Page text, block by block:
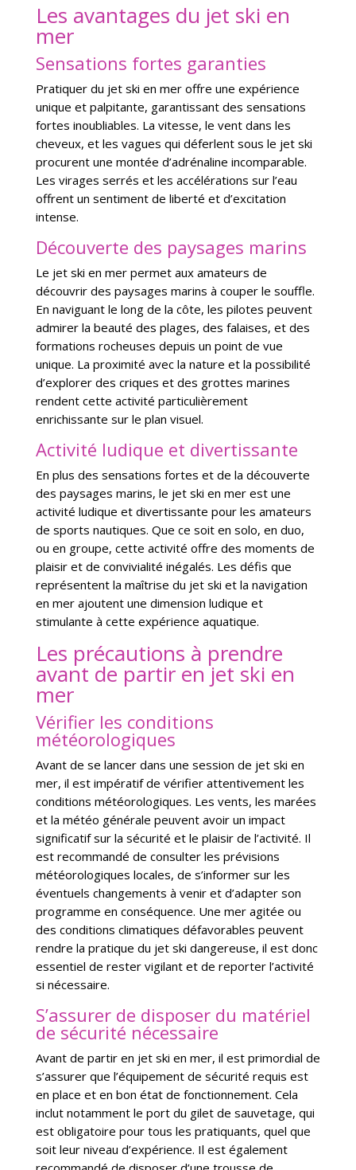
Les avantages du jet ski en
mer
Sensations fortes garanties
Pratiquer du jet ski en mer offre une expérience
unique et palpitante, garantissant des sensations
fortes inoubliables. La vitesse, le vent dans les
cheveux, et les vagues qui déferlent sous le jet ski
procurent une montée d’adrénaline incomparable.
Les virages serrés et les accélérations sur l’eau
offrent un sentiment de liberté et d’excitation
intense.
Découverte des paysages marins
Le jet ski en mer permet aux amateurs de
découvrir des paysages marins à couper le souffle.
En naviguant le long de la côte, les pilotes peuvent
admirer la beauté des plages, des falaises, et des
formations rocheuses depuis un point de vue
unique. La proximité avec la nature et la possibilité
d’explorer des criques et des grottes marines
rendent cette activité particulièrement
enrichissante sur le plan visuel.
Activité ludique et divertissante
En plus des sensations fortes et de la découverte
des paysages marins, le jet ski en mer est une
activité ludique et divertissante pour les amateurs
de sports nautiques. Que ce soit en solo, en duo,
ou en groupe, cette activité offre des moments de
plaisir et de convivialité inégalés. Les défis que
représentent la maîtrise du jet ski et la navigation
en mer ajoutent une dimension ludique et
stimulante à cette expérience aquatique.
Les précautions à prendre
avant de partir en jet ski en
mer
Vérifier les conditions
météorologiques
Avant de se lancer dans une session de jet ski en
mer, il est impératif de vérifier attentivement les
conditions météorologiques. Les vents, les marées
et la météo générale peuvent avoir un impact
significatif sur la sécurité et le plaisir de l’activité. Il
est recommandé de consulter les prévisions
météorologiques locales, de s’informer sur les
éventuels changements à venir et d’adapter son
programme en conséquence. Une mer agitée ou
des conditions climatiques défavorables peuvent
rendre la pratique du jet ski dangereuse, il est donc
essentiel de rester vigilant et de reporter l’activité
si nécessaire.
S’assurer de disposer du matériel
de sécurité nécessaire
Avant de partir en jet ski en mer, il est primordial de
s’assurer que l’équipement de sécurité requis est
en place et en bon état de fonctionnement. Cela
inclut notamment le port du gilet de sauvetage, qui
est obligatoire pour tous les pratiquants, quel que
soit leur niveau d’expérience. Il est également